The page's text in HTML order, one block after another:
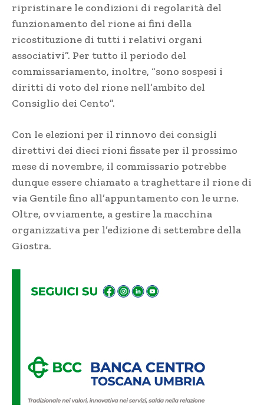
ripristinare le condizioni di regolarità del
funzionamento del rione ai fini della
ricostituzione di tutti i relativi organi
associativi”. Per tutto il periodo del
commissariamento, inoltre, “sono sospesi i
diritti di voto del rione nell’ambito del
Consiglio dei Cento”.
Con le elezioni per il rinnovo dei consigli
direttivi dei dieci rioni fissate per il prossimo
mese di novembre, il commissario potrebbe
dunque essere chiamato a traghettare il rione di
via Gentile fino all’appuntamento con le urne.
Oltre, ovviamente, a gestire la macchina
organizzativa per l’edizione di settembre della
Giostra.